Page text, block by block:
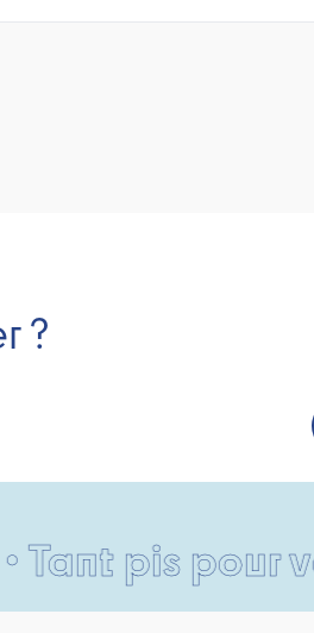
?
pour vos